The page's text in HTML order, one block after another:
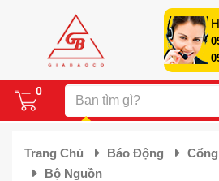
0
Trang Chủ Báo Động
Bộ Nguồn